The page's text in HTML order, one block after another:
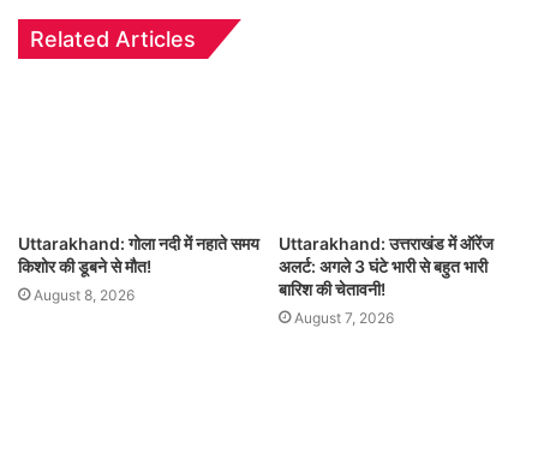
Related Articles
Uttarakhand: गोला नदी में नहाते समय
किशोर की डूबने से मौत!
August 8, 2026
Uttarakhand: उत्तराखंड में ऑरेंज
अलर्ट: अगले 3 घंटे भारी से बहुत भारी
बारिश की चेतावनी!
August 7, 2026